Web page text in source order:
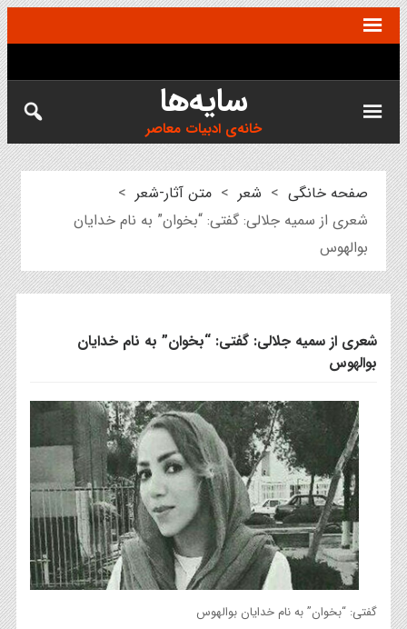
سایه‌ها
خانه‌ی ادبیات معاصر
صفحه خانگی > شعر > متن آثار-شعر >
شعری از سمیه جلالی: گفتی: “بخوان” به نام خدایان
بوالهوس
شعری از سمیه جلالی: گفتی: “بخوان” به نام خدایان
بوالهوس
گفتی: “بخوان” به نام خدایان بوالهوس